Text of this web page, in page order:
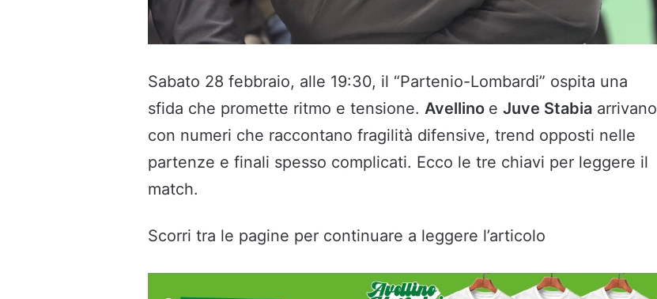
Sabato 28 febbraio, alle 19:30, il “Partenio-Lombardi” ospita una
sfida che promette ritmo e tensione. Avellino e Juve Stabia arrivano
con numeri che raccontano fragilità difensive, trend opposti nelle
partenze e finali spesso complicati. Ecco le tre chiavi per leggere il
match.
Scorri tra le pagine per continuare a leggere l’articolo